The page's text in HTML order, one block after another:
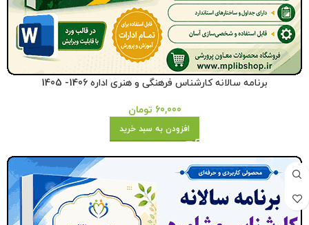
برنامه سالانه کارشناس فرهنگی و هنری اداره 1406- 1405
60,000 تومان
افزودن به سبد خرید